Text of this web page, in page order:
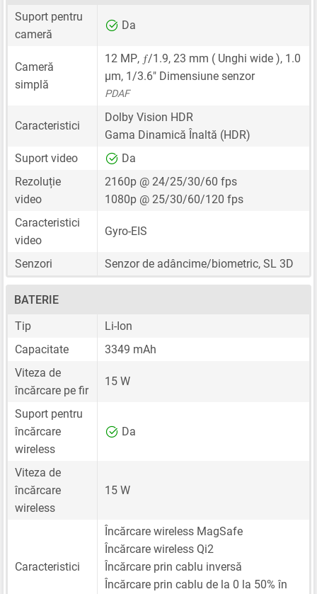
Suport pentru
cameră
Da
Cameră
simplă
12 MP, ƒ/1.9, 23 mm ( Unghi wide ), 1.0
μm, 1/3.6" Dimensiune senzor
PDAF
Caracteristici
Dolby Vision HDR
Gama Dinamică Înaltă (HDR)
Suport video
Da
Rezoluție
video
2160p @ 24/25/30/60 fps
1080p @ 25/30/60/120 fps
Caracteristici
video
Gyro-EIS
Senzori Senzor de adâncime/biometric, SL 3D
BATERIE
Tip
Li-Ion
Capacitate
3349 mAh
Viteza de
încărcare pe fir
15 W
Suport pentru
încărcare
wireless
Da
Viteza de
încărcare
wireless
15 W
Caracteristici
Încărcare wireless MagSafe
Încărcare wireless Qi2
Încărcare prin cablu inversă
Încărcare prin cablu de la 0 la 50% în